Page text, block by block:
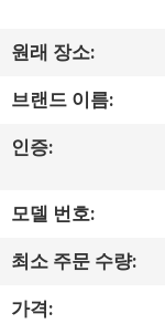
품
회
소
개
원래 장소:
브랜드 이름:
인증:
모델 번호:
최소 주문 수량:
가격: